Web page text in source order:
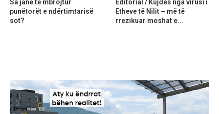
Sa janë të mbrojtur
punëtorët e ndërtimtarisë
sot?
Editorial / Kujdes nga virusi i
Etheve të Nilit – më të
rrezikuar moshat e...